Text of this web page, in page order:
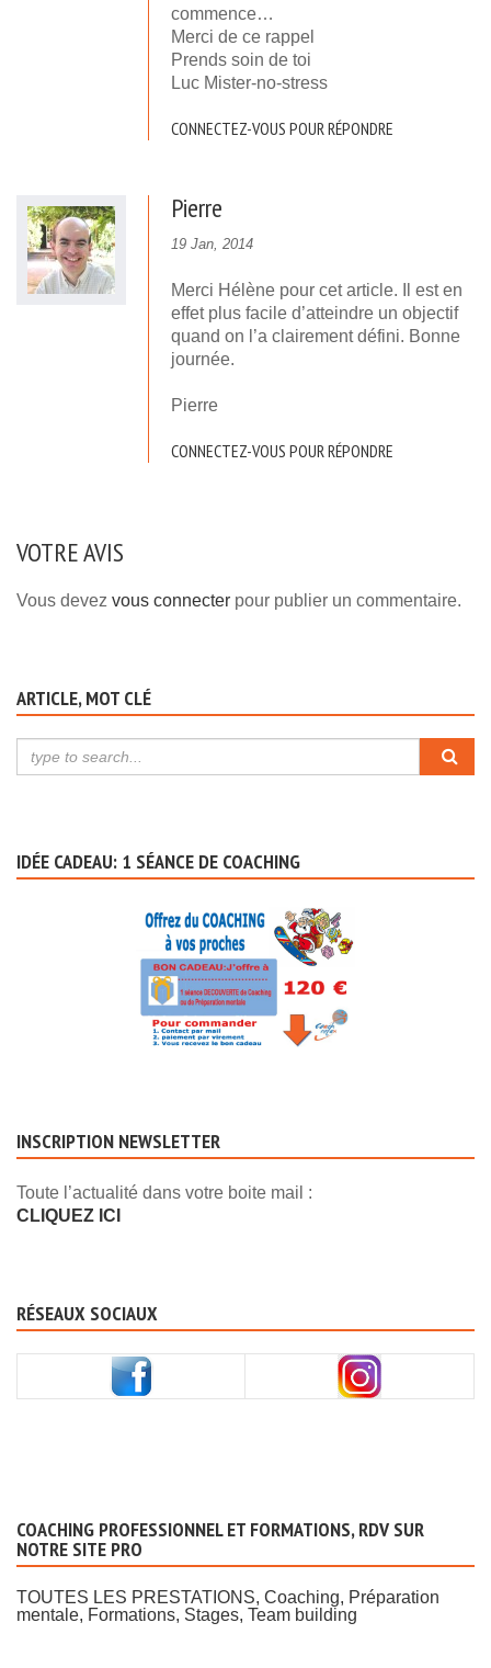
commence…
Merci de ce rappel
Prends soin de toi
Luc Mister-no-stress
CONNECTEZ-VOUS POUR RÉPONDRE
Pierre
19 Jan, 2014
Merci Hélène pour cet article. Il est en
effet plus facile d’atteindre un objectif
quand on l’a clairement défini. Bonne
journée.
Pierre
CONNECTEZ-VOUS POUR RÉPONDRE
VOTRE AVIS
Vous devez vous connecter pour publier un commentaire.
ARTICLE, MOT CLÉ
IDÉE CADEAU: 1 SÉANCE DE COACHING
INSCRIPTION NEWSLETTER
Toute l’actualité dans votre boite mail :
CLIQUEZ ICI
RÉSEAUX SOCIAUX
COACHING PROFESSIONNEL ET FORMATIONS, RDV SUR
NOTRE SITE PRO
TOUTES LES PRESTATIONS, Coaching, Préparation
mentale, Formations, Stages, Team building